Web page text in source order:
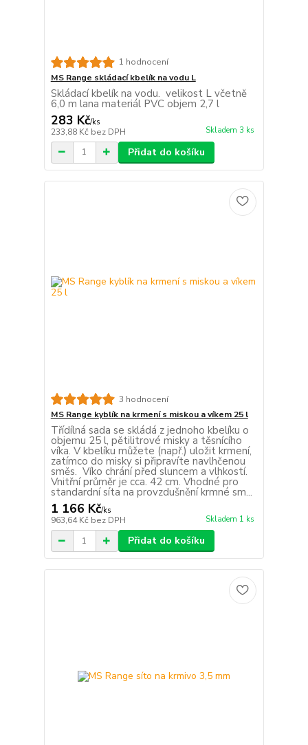
1 hodnocení
MS Range skládací kbelík na vodu L
Skládací kbelík na vodu. velikost L včetně
6,0 m lana materiál PVC objem 2,7 l
283 Kč/ks
233,88 Kč bez DPH Skladem 3 ks
Přidat do košíku
3 hodnocení
MS Range kyblík na krmení s miskou a víkem 25 l
Třídílná sada se skládá z jednoho kbelíku o
objemu 25 l, pětilitrové misky a těsnícího
víka. V kbelíku můžete (např.) uložit krmení,
zatímco do misky si připravíte navlhčenou
směs. Víko chrání před sluncem a vlhkostí.
Vnitřní průměr je cca. 42 cm. Vhodné pro
standardní síta na provzdušnění krmné sm...
1 166 Kč/ks
963,64 Kč bez DPH Skladem 1 ks
Přidat do košíku